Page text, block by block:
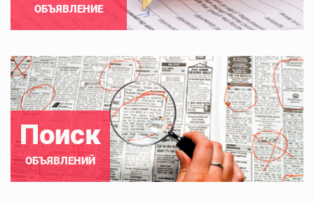
ОБЪЯВЛЕНИЕ
Поиск
ОБЪЯВЛЕНИЙ